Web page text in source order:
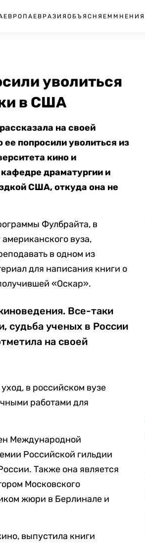
ЕВРОПА ЕВРАЗИЯ ОБЪЯСНЯЕМ МНЕНИЯ
уволиться
в США
на своей
попросили уволиться из
кино и
драматургии и
США, откуда она не
Фулбрайта, в
вуза,
в одном из
для написания книги о
«Оскар».
Все-таки
судьба ученых в России
на своей
в российском вузе
работами для
Международной
Российской гильдии
Также она является
Московского
жюри в Берлинале и
выпустила книги